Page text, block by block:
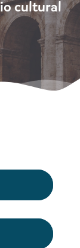
cultural